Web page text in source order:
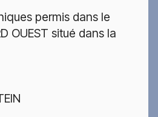
permis dans le
OUEST situé dans la